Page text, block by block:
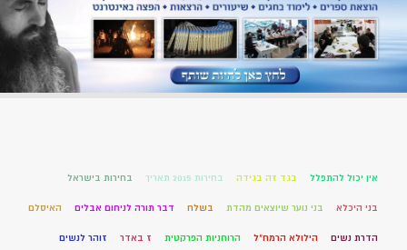
אין יכול להתפלל בגד זה בגידה בחירות 2015 תאריך בחירות בישראל
בני היכלא בני נוער שיוצאים מהדת בשלח דבר תורה לניחום אבלים האיסלם
הדרת נשים הילולא הרמח"ל הרוחניות הפרקטית ז באדר זוהר לנשים